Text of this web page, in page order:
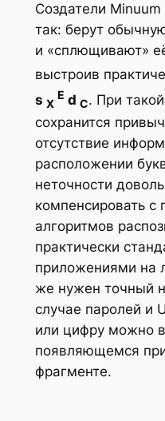
Создатели
так: берут
и «сплющивают»
выстроив
s X
E d C. При
сохранится
отсутствие
расположении
неточности
компенсировать
алгоритмов
практически
приложениями на
же нужен точный
случае паролей и
или цифру можно
появляющемся
фрагменте.